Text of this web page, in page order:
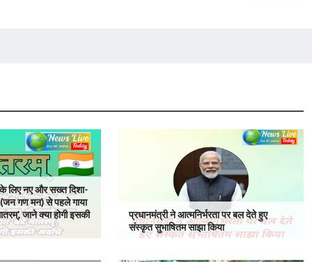
के लिए नए और सख्त दिशा-
(जन गण मन) से पहले गाया
जाने क्या होगी इसकी
प्रधानमंत्री ने आत्मनिर्भरता पर बल देते हुए
संस्कृत सुभाषितम साझा किया